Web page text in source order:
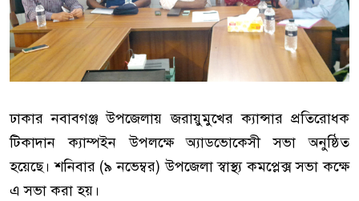
ঢাকার নবাবগঞ্জ উপজেলায় জরায়ুমুখের ক্যান্সার প্রতিরোধক
টিকাদান ক্যাম্পইন উপলক্ষে অ্যাডভোকেসী সভা অনুষ্ঠিত
হয়েছে। শনিবার (৯ নভেম্বর) উপজেলা স্বাস্থ্য কমপ্লেক্স সভা কক্ষে
এ সভা করা হয়।